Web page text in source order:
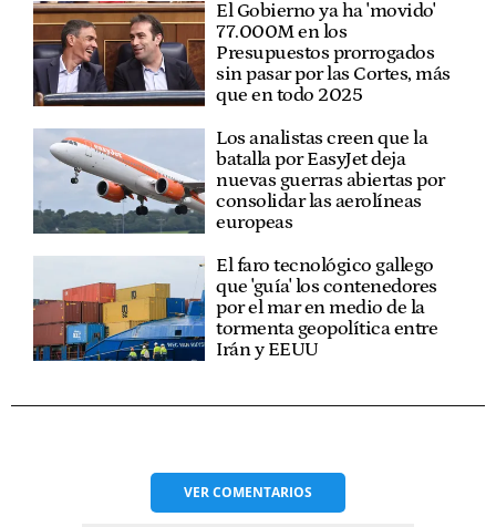
El Gobierno ya ha 'movido'
77.000M en los
Presupuestos prorrogados
sin pasar por las Cortes, más
que en todo 2025
Los analistas creen que la
batalla por EasyJet deja
nuevas guerras abiertas por
consolidar las aerolíneas
europeas
El faro tecnológico gallego
que 'guía' los contenedores
por el mar en medio de la
tormenta geopolítica entre
Irán y EEUU
VERCOMENTARIOS